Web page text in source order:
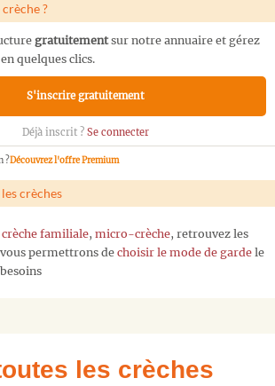
?
gratuitementsur notre annuaire et gérez
quelques clics.
S'inscrire gratuitement
Déjà inscrit ? Se connecter
?Découvrez l'offre Premium
crèches
crèche familiale, micro-crèche, retrouvez les
permettrons de choisir le mode de garde le
les crèches